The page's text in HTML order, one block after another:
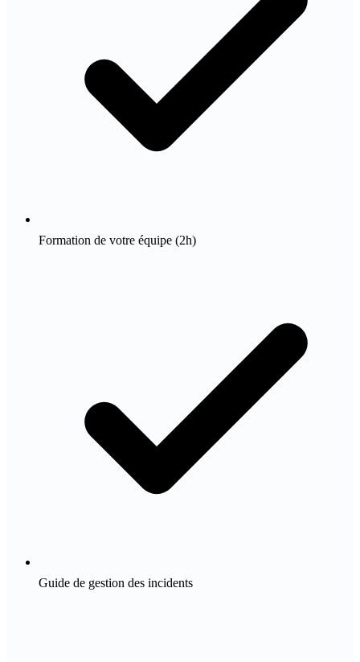
Formation de votre équipe (2h)
Guide de gestion des incidents